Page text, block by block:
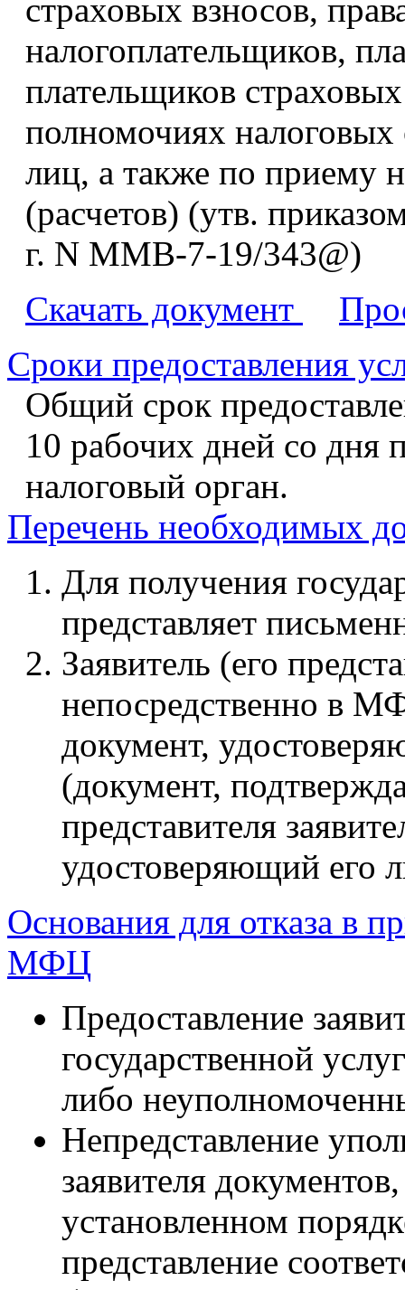
страховых взносов,
налогоплательщиков,
плательщиков
полномочиях
лиц, а также по приему
(расчетов) (утв.
г. N ММВ-7-19/343@)
Скачать документ
Сроки предоставления
Общий срок
10 рабочих дней со дня
налоговый орган.
Перечень необходимых
Для получения
представляет
Заявитель (его
непосредственно в
документ,
(документ,
представителя
удостоверяющий его
Основания для отказа в
МФЦ
Предоставление
государственной
либо
Непредставление
заявителя
установленном
представление